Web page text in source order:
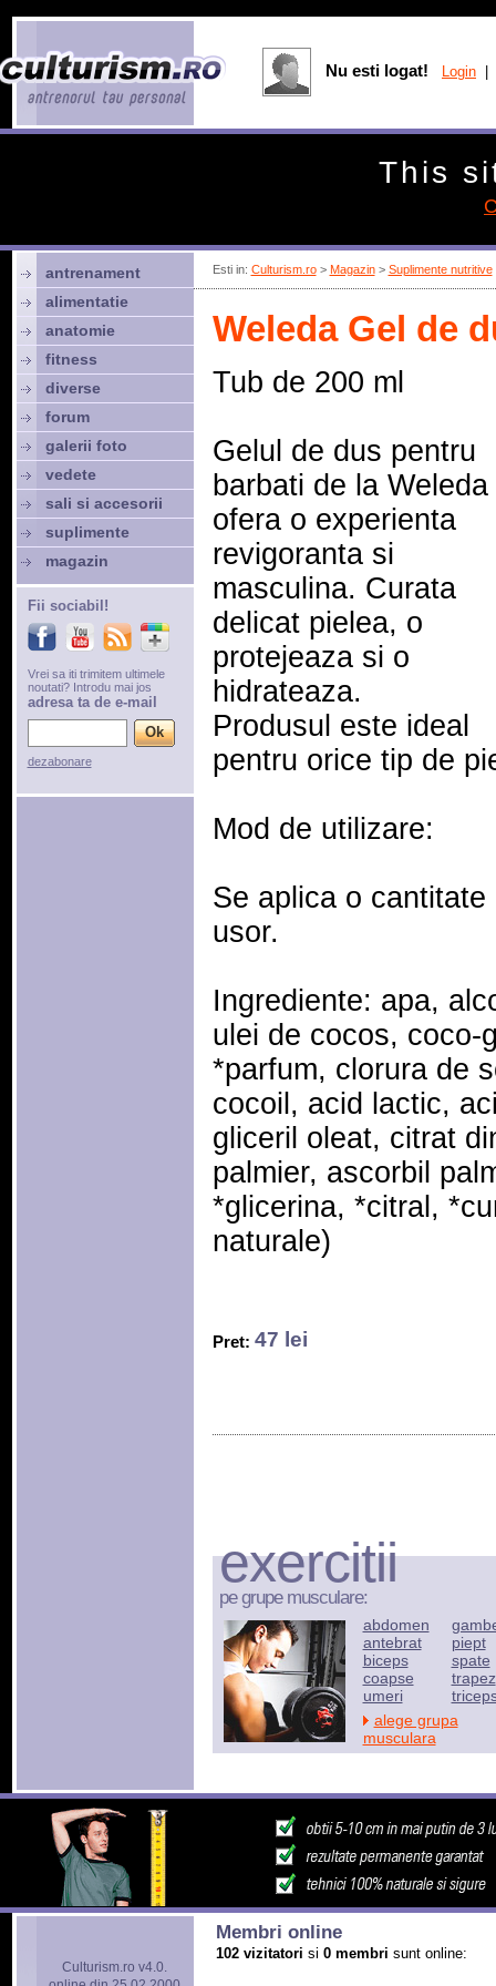
Esti in: Culturism.ro> Magazin> Suplimente nutritive
Weleda Gel de
Tub de 200 ml
Gelul de dus pentru
barbati de la Weleda
ofera o experienta
revigoranta si
masculina. Curata
delicat pielea, o
protejeaza si o
hidrateaza.
Produsul este ideal
pentru orice tip de
Mod de utilizare:
Se aplica o
usor.
Ingrediente: apa,
ulei de cocos, coco-
*parfum, clorura de
cocoil, acid lactic,
gliceril oleat, citrat
palmier, ascorbil
*glicerina, *citral,
naturale)
Pret: 47 lei
exercitii
pe grupe musculare:
abdomen
antebrat
biceps
coapse
umeri
piept
spate
trapez
alege grupa
musculara
antrenament
alimentatie
anatomie
fitness
diverse
forum
galerii foto
vedete
sali si accesorii
suplimente
magazin
Fii sociabil!
Vrei sa iti trimitem ultimele
noutati? Introdu mai jos
adresa ta de e-mail
dezabonare
Culturism.ro v4.0.
Membri online
102 vizitatori si 0 membri sunt online:
Nu esti logat! Login
This